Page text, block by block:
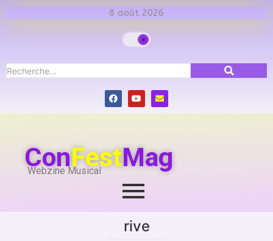
8 août 2026
ConFestMag
Webzine Musical
rive